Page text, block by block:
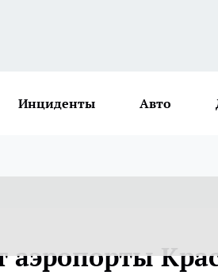
Инциденты Авто
аэропорты